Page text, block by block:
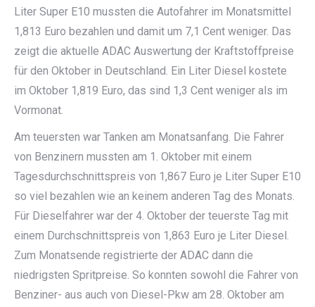
Liter Super E10 mussten die Autofahrer im Monatsmittel
1,813 Euro bezahlen und damit um 7,1 Cent weniger. Das
zeigt die aktuelle ADAC Auswertung der Kraftstoffpreise
für den Oktober in Deutschland. Ein Liter Diesel kostete
im Oktober 1,819 Euro, das sind 1,3 Cent weniger als im
Vormonat.
Am teuersten war Tanken am Monatsanfang. Die Fahrer
von Benzinern mussten am 1. Oktober mit einem
Tagesdurchschnittspreis von 1,867 Euro je Liter Super E10
so viel bezahlen wie an keinem anderen Tag des Monats.
Für Dieselfahrer war der 4. Oktober der teuerste Tag mit
einem Durchschnittspreis von 1,863 Euro je Liter Diesel.
Zum Monatsende registrierte der ADAC dann die
niedrigsten Spritpreise. So konnten sowohl die Fahrer von
Benziner- aus auch von Diesel-Pkw am 28. Oktober am